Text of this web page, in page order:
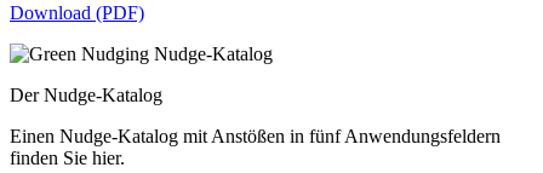
Download (PDF)
Der Nudge-Katalog
Einen Nudge-Katalog mit Anstößen in fünf Anwendungsfeldern
finden Sie hier.